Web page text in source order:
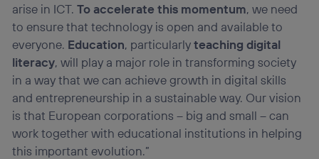
arise in ICT.To accelerate this momentum, we need
to ensure that technology is open and available to
everyone. Education, particularlyteaching digital
literacy, will play a major role in transforming society
in a way that we can achieve growth in digital skills
and entrepreneurship in a sustainable way. Our vision
is that European corporations – big and small – can
work together with educational institutions in helping
this important evolution.”